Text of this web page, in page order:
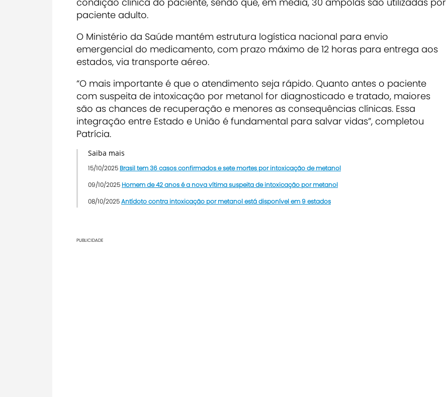
paciente adulto.
O Ministério da Saúde mantém estrutura logística nacional para envio
emergencial do medicamento, com prazo máximo de 12 horas para entrega aos
estados, via transporte aéreo.
“O mais importante é que o atendimento seja rápido. Quanto antes o paciente
com suspeita de intoxicação por metanol for diagnosticado e tratado, maiores
são as chances de recuperação e menores as consequências clínicas. Essa
integração entre Estado e União é fundamental para salvar vidas”, completou
Patrícia.
Saiba mais
15/10/2025 Brasil tem 36 casos confirmados e sete mortes por intoxicação de metanol
09/10/2025 Homem de 42 anos é a nova vítima suspeita de intoxicação por metanol
08/10/2025Antídoto contra intoxicação por metanol está disponível em 9 estados
PUBLICIDADE